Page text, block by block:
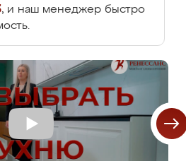
, и наш менеджер быстро